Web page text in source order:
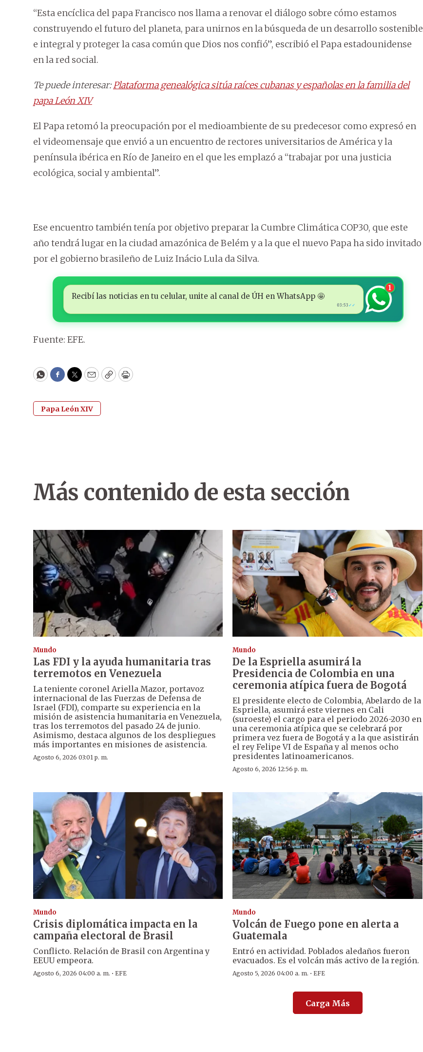
“Esta encíclica del papa Francisco nos llama a renovar el diálogo sobre cómo estamos
construyendo el futuro del planeta, para unirnos en la búsqueda de un desarrollo sostenible
e integral y proteger la casa común que Dios nos confió”, escribió el Papa estadounidense
en la red social.
Te puede interesar:Plataforma genealógica sitúa raíces cubanas y españolas en la familia del
papa León XIV
El Papa retomó la preocupación por el medioambiente de su predecesor como expresó en
el videomensaje que envió a un encuentro de rectores universitarios de América y la
península ibérica en Río de Janeiro en el que les emplazó a “trabajar por una justicia
ecológica, social y ambiental”.
Ese encuentro también tenía por objetivo preparar la Cumbre Climática COP30, que este
año tendrá lugar en la ciudad amazónica de Belém y a la que el nuevo Papa ha sido invitado
por el gobierno brasileño de Luiz Inácio Lula da Silva.
Recibí las noticias en tu celular, unite al canal de ÚH en WhatsApp 🤩
03:53 ✓✓
1
Fuente: EFE.
WhatsApp
Facebook
Twitter
EmailCopyPrint
Papa León XIV
Más contenido de esta sección
Mundo
Las FDI y la ayuda humanitaria tras
terremotos en Venezuela
La teniente coronel Ariella Mazor, portavoz
internacional de las Fuerzas de Defensa de
Israel (FDI), comparte su experiencia en la
misión de asistencia humanitaria en Venezuela,
tras los terremotos del pasado 24 de junio.
Asimismo, destaca algunos de los despliegues
más importantes en misiones de asistencia.
Agosto 6, 2026 03:01 p. m.
Mundo
De la Espriella asumirá la
Presidencia de Colombia en una
ceremonia atípica fuera de Bogotá
El presidente electo de Colombia, Abelardo de la
Espriella, asumirá este viernes en Cali
(suroeste) el cargo para el periodo 2026-2030 en
una ceremonia atípica que se celebrará por
primera vez fuera de Bogotá y a la que asistirán
el rey Felipe VI de España y al menos ocho
presidentes latinoamericanos.
Agosto 6, 2026 12:56 p. m.
Mundo
Crisis diplomática impacta en la
campaña electoral de Brasil
Conflicto. Relación de Brasil con Argentina y
EEUU empeora.
Agosto 6, 2026 04:00 a. m. · EFE
Mundo
Volcán de Fuego pone en alerta a
Guatemala
Entró en actividad. Poblados aledaños fueron
evacuados. Es el volcán más activo de la región.
Agosto 5, 2026 04:00 a. m. ·EFE
Carga Más